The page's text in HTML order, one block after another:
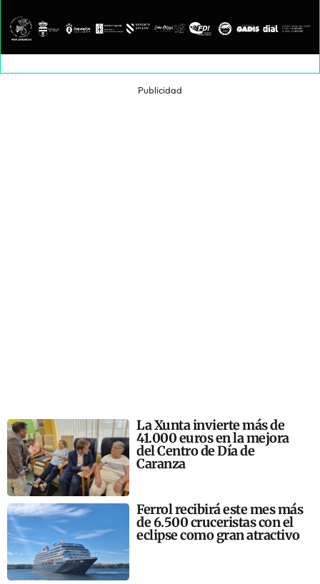
Publicidad
La Xunta invierte más de
41.000 euros en la mejora
del Centro de Día de
Caranza
Ferrol recibirá este mes más
de 6.500 cruceristas con el
eclipse como gran atractivo